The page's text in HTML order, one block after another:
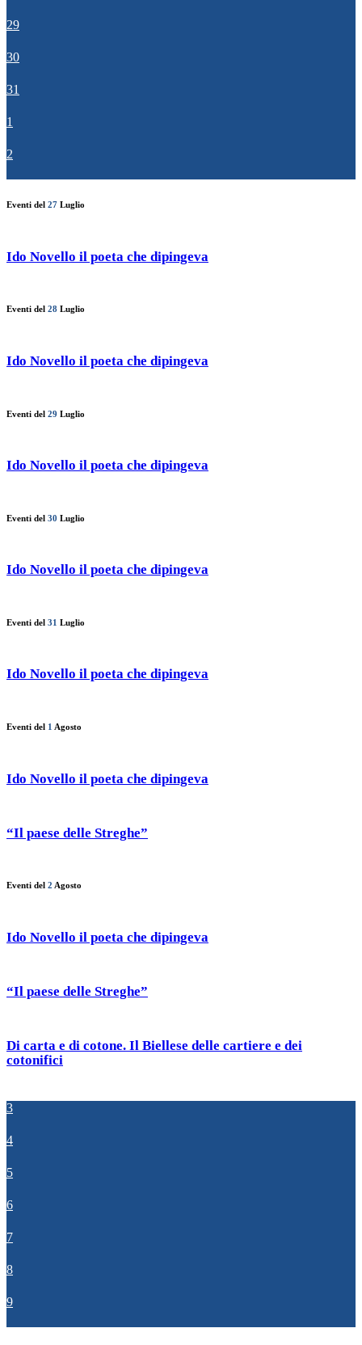
29
30
31
1
2
Eventi del 27 Luglio
Ido Novello il poeta che dipingeva
Eventi del 28 Luglio
Ido Novello il poeta che dipingeva
Eventi del 29 Luglio
Ido Novello il poeta che dipingeva
Eventi del 30 Luglio
Ido Novello il poeta che dipingeva
Eventi del 31 Luglio
Ido Novello il poeta che dipingeva
Eventi del 1 Agosto
Ido Novello il poeta che dipingeva
“Il paese delle Streghe”
Eventi del 2 Agosto
Ido Novello il poeta che dipingeva
“Il paese delle Streghe”
Di carta e di cotone. Il Biellese delle cartiere e dei
cotonifici
3
4
5
6
7
8
9